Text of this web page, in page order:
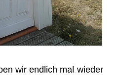
wir endlich mal wieder